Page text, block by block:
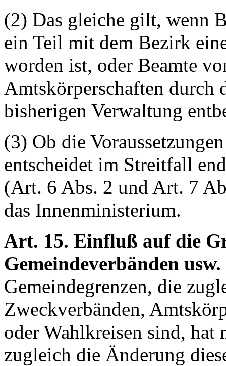
(2) Das gleiche gilt, wenn
ein Teil mit dem Bezirk
worden ist, oder Beamte
Amtskörperschaften durch
bisherigen Verwaltung
(3) Ob die
entscheidet im Streitfall
(Art. 6 Abs. 2 und Art. 7
das Innenministerium.
Art. 15. Einfluß auf die
Gemeindeverbänden usw.
Gemeindegrenzen, die
Zweckverbänden,
oder Wahlkreisen sind, hat
zugleich die Änderung